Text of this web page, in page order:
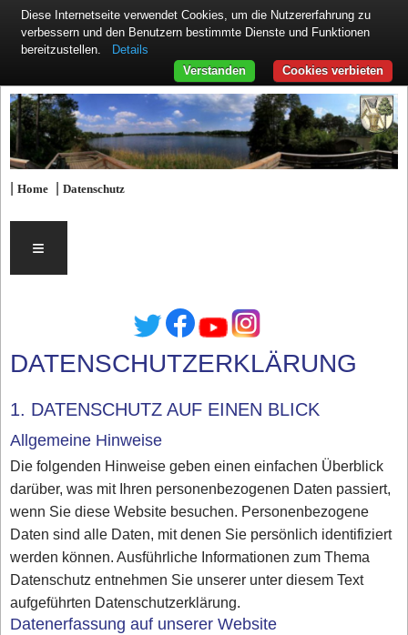
|Home |Datenschutz
≡
DATENSCHUTZERKLÄRUNG
1. DATENSCHUTZ AUF EINEN BLICK
Allgemeine Hinweise
Die folgenden Hinweise geben einen einfachen Überblick
darüber, was mit Ihren personenbezogenen Daten passiert,
wenn Sie diese Website besuchen. Personenbezogene
Daten sind alle Daten, mit denen Sie persönlich identifiziert
werden können. Ausführliche Informationen zum Thema
Datenschutz entnehmen Sie unserer unter diesem Text
aufgeführten Datenschutzerklärung.
Datenerfassung auf unserer Website
Diese Internetseite verwendet Cookies, um die Nutzererfahrung zu
verbessern und den Benutzern bestimmte Dienste und Funktionen
bereitzustellen.
Details
Cookies verbieten
Verstanden